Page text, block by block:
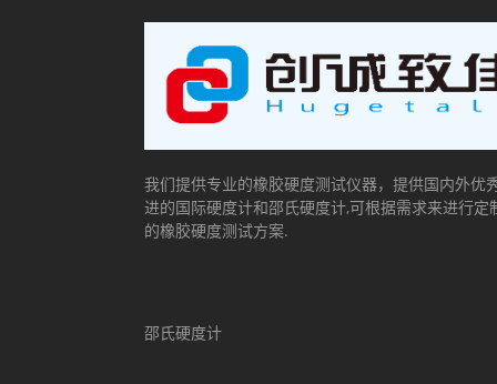
我们提供专业的橡胶硬度测试仪器，提供国内外优
进的国际硬度计和邵氏硬度计,可根据需求来进行定
的橡胶硬度测试方案.
邵氏硬度计